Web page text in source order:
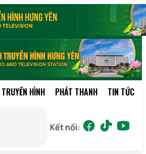
TRUYỀN HÌNH PHÁT THANH TIN TỨC
Kết nối: